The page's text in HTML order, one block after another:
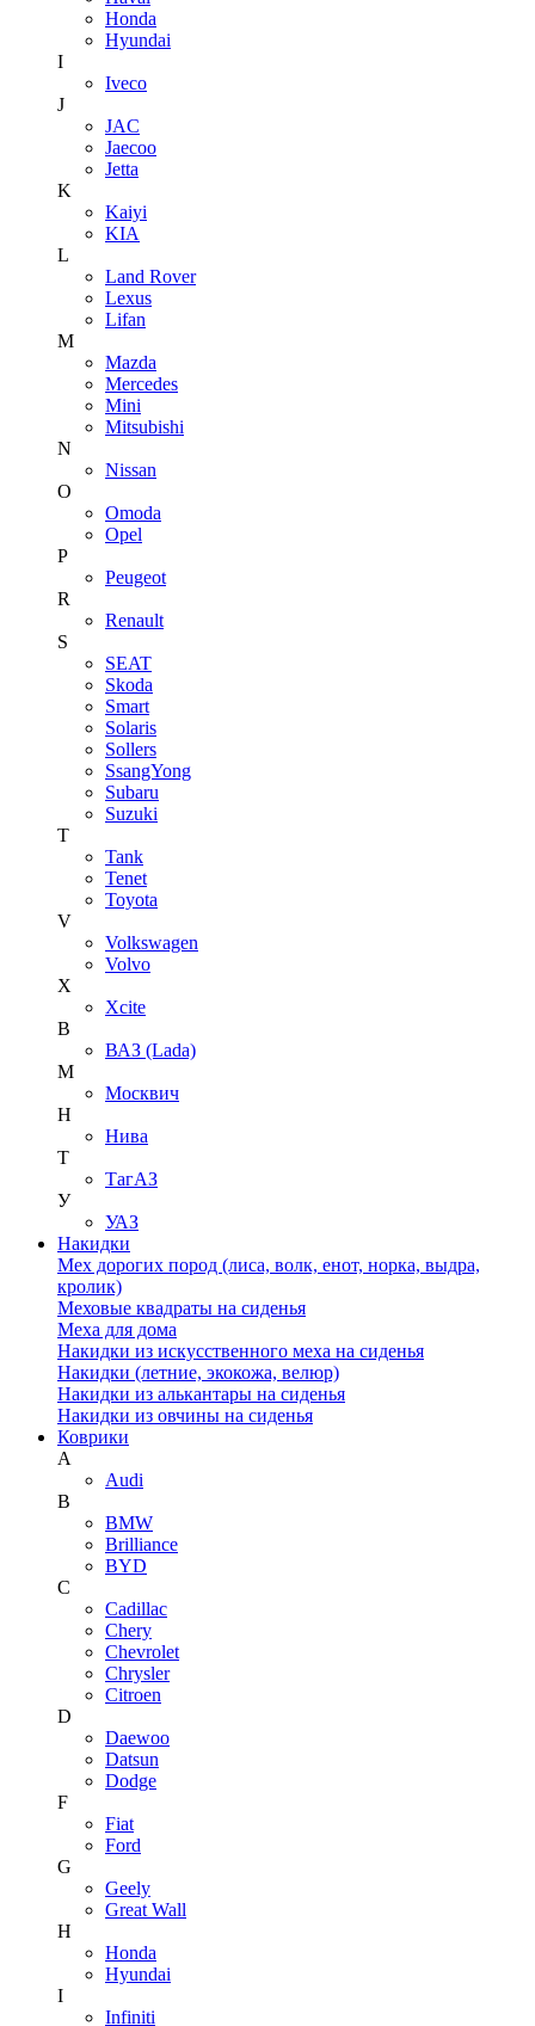
Honda
Hyundai
I
Iveco
J
JAC
Jaecoo
Jetta
K
Kaiyi
KIA
L
Land Rover
Lexus
Lifan
M
Mazda
Mercedes
Mini
Mitsubishi
N
Nissan
O
Omoda
Opel
P
Peugeot
R
Renault
S
SEAT
Skoda
Smart
Solaris
Sollers
SsangYong
Subaru
Suzuki
T
Tank
Tenet
Toyota
V
Volkswagen
Volvo
X
Xcite
В
ВАЗ (Lada)
М
Москвич
Н
Нива
Т
ТагАЗ
У
УАЗ
Накидки
Мех дорогих пород (лиса, волк, енот, норка, выдра,
кролик)
Меховые квадраты на сиденья
Меха для дома
Накидки из искусственного меха на сиденья
Накидки (летние, экокожа, велюр)
Накидки из алькантары на сиденья
Накидки из овчины на сиденья
Коврики
A
Audi
B
BMW
Brilliance
BYD
C
Cadillac
Chery
Chevrolet
Chrysler
Citroen
D
Daewoo
Datsun
Dodge
F
Fiat
Ford
G
Geely
Great Wall
H
Honda
Hyundai
I
Infiniti